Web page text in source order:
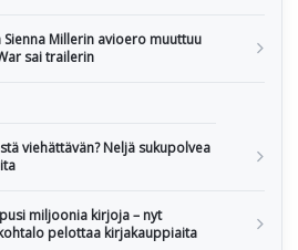
Sienna Millerin avioero muuttuu
sai trailerin
viehättävän? Neljä sukupolvea
miljoonia kirjoja – nyt
pelottaa kirjakauppiaita